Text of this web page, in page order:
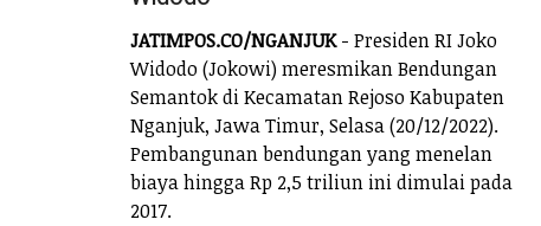
JATIMPOS.CO/NGANJUK- Presiden RI Joko
Widodo (Jokowi) meresmikan Bendungan
Semantok di Kecamatan Rejoso Kabupaten
Nganjuk, Jawa Timur, Selasa (20/12/2022).
Pembangunan bendungan yang menelan
biaya hingga Rp 2,5 triliun ini dimulai pada
2017.